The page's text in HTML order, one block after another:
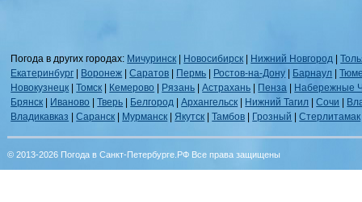
Погода в других городах: Мичуринск | Новосибирск | Нижний Новгород |
Екатеринбург | Воронеж |Саратов | Пермь | Ростов-на-Дону | Барнаул |
Новокузнецк |Томск | Кемерово | Рязань |Астрахань | Пенза | Набережные
Брянск | Иваново |Тверь | Белгород |Архангельск | Нижний Тагил |Сочи |
Владикавказ |Саранск | Мурманск | Якутск |Тамбов | Грозный |Стерлитамак
© 2013-2026 Погода в Санкт-Петербурге.РФ Все права защищены